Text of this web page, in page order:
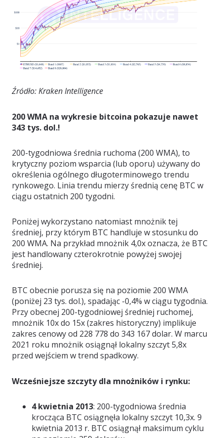
Źródło: Kraken Intelligence
200 WMA na wykresie bitcoina pokazuje nawet
343 tys. dol.!
200-tygodniowa średnia ruchoma (200 WMA), to
krytyczny poziom wsparcia (lub oporu) używany do
określenia ogólnego długoterminowego trendu
rynkowego. Linia trendu mierzy średnią cenę BTC w
ciągu ostatnich 200 tygodni.
Poniżej wykorzystano natomiast mnożnik tej
średniej, przy którym BTC handluje w stosunku do
200 WMA. Na przykład mnożnik 4,0x oznacza, że BTC
jest handlowany czterokrotnie powyżej swojej
średniej.
BTC obecnie porusza się na poziomie 200 WMA
(poniżej 23 tys. dol.), spadając -0,4% w ciągu tygodnia.
Przy obecnej 200-tygodniowej średniej ruchomej,
mnożnik 10x do 15x (zakres historyczny) implikuje
zakres cenowy od 228 778 do 343 167 dolar. W marcu
2021 roku mnożnik osiągnął lokalny szczyt 5,8x
przed wejściem w trend spadkowy.
Wcześniejsze szczyty dla mnożników i rynku:
4 kwietnia 2013: 200-tygodniowa średnia
krocząca BTC osiągnęła lokalny szczyt 10,3x. 9
kwietnia 2013 r. BTC osiągnął maksimum cyklu